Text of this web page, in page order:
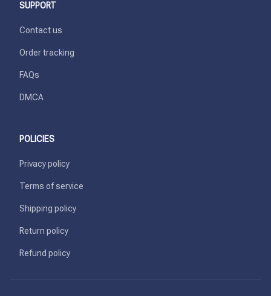
SUPPORT
Contact us
Order tracking
FAQs
DMCA
POLICIES
Privacy policy
Terms of service
Shipping policy
Return policy
Refund policy